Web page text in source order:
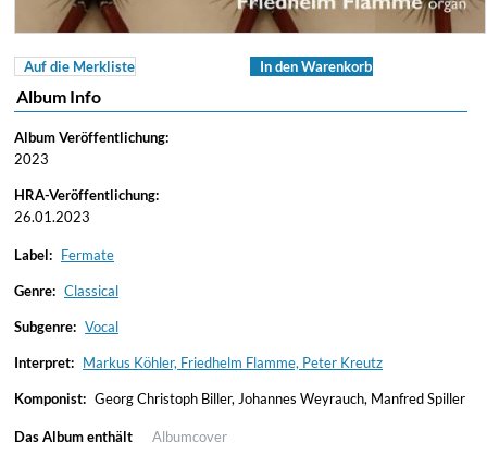
Auf die Merkliste In den Warenkorb
Album Info
Album Veröffentlichung:
2023
HRA-Veröffentlichung:
26.01.2023
Label: Fermate
Genre: Classical
Subgenre: Vocal
Interpret: Markus Köhler, Friedhelm Flamme, Peter Kreutz
Komponist: Georg Christoph Biller, Johannes Weyrauch, Manfred Spiller
Das Album enthält Albumcover